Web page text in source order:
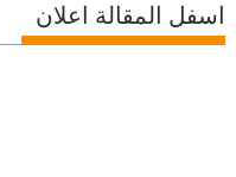
اسفل المقالة اعلان